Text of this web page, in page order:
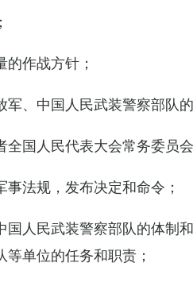
的作战方针；
军、中国人民武装警察部队
全国人民代表大会常务委员
事法规，发布决定和命令；
国人民武装警察部队的体
单位的任务和职责；